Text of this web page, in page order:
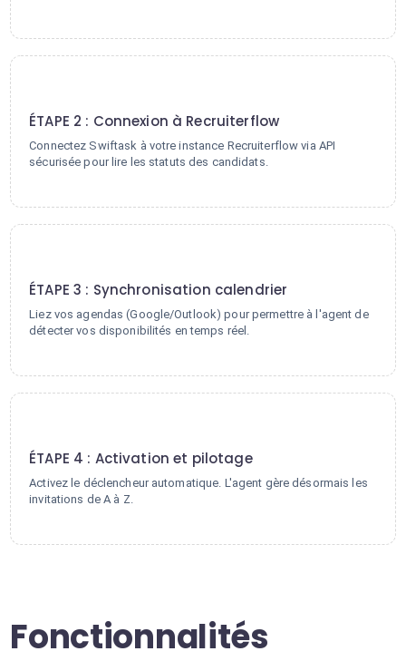
ÉTAPE 2 : Connexion à Recruiterflow
Connectez Swiftask à votre instance Recruiterflow via API
sécurisée pour lire les statuts des candidats.
ÉTAPE 3 : Synchronisation calendrier
Liez vos agendas (Google/Outlook) pour permettre à l'agent de
détecter vos disponibilités en temps réel.
ÉTAPE 4 : Activation et pilotage
Activez le déclencheur automatique. L'agent gère désormais les
invitations de A à Z.
Fonctionnalités